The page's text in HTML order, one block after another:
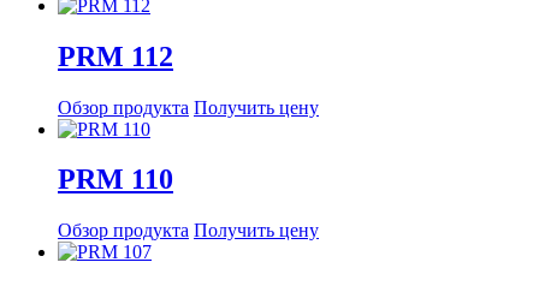
PRM 112
Обзор продукта Получить цену
PRM 110
Обзор продукта Получить цену